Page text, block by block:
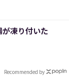
凍り付いた
Recommended by